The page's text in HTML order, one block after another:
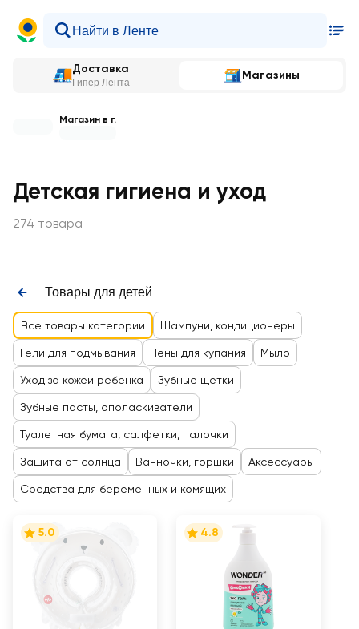
Доставка
Гипер Лента
Магазины
Магазин в г.
Детская гигиена и уход
274 товара
Товары для детей
Все товары категории Шампуни, кондиционеры
Гели для подмывания Пены для купания Мыло
Уход за кожей ребенка Зубные щетки
Зубные пасты, ополаскиватели
Туалетная бумага, салфетки, палочки
Защита от солнца Ванночки, горшки Аксессуары
Средства для беременных и комящих
5.0 4.8